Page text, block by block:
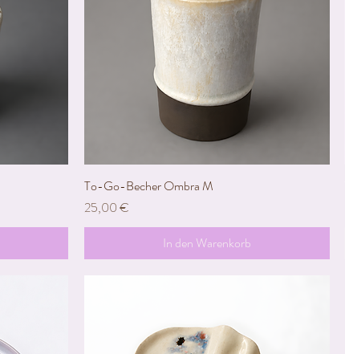
Schnellansicht
To-Go-Becher Ombra M
Preis
25,00 €
In den Warenkorb